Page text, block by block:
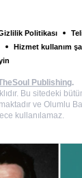
Politikası
Hizmet kullanım
Publishing.
Bu sitedeki
ve Olumlu
kullanılamaz.